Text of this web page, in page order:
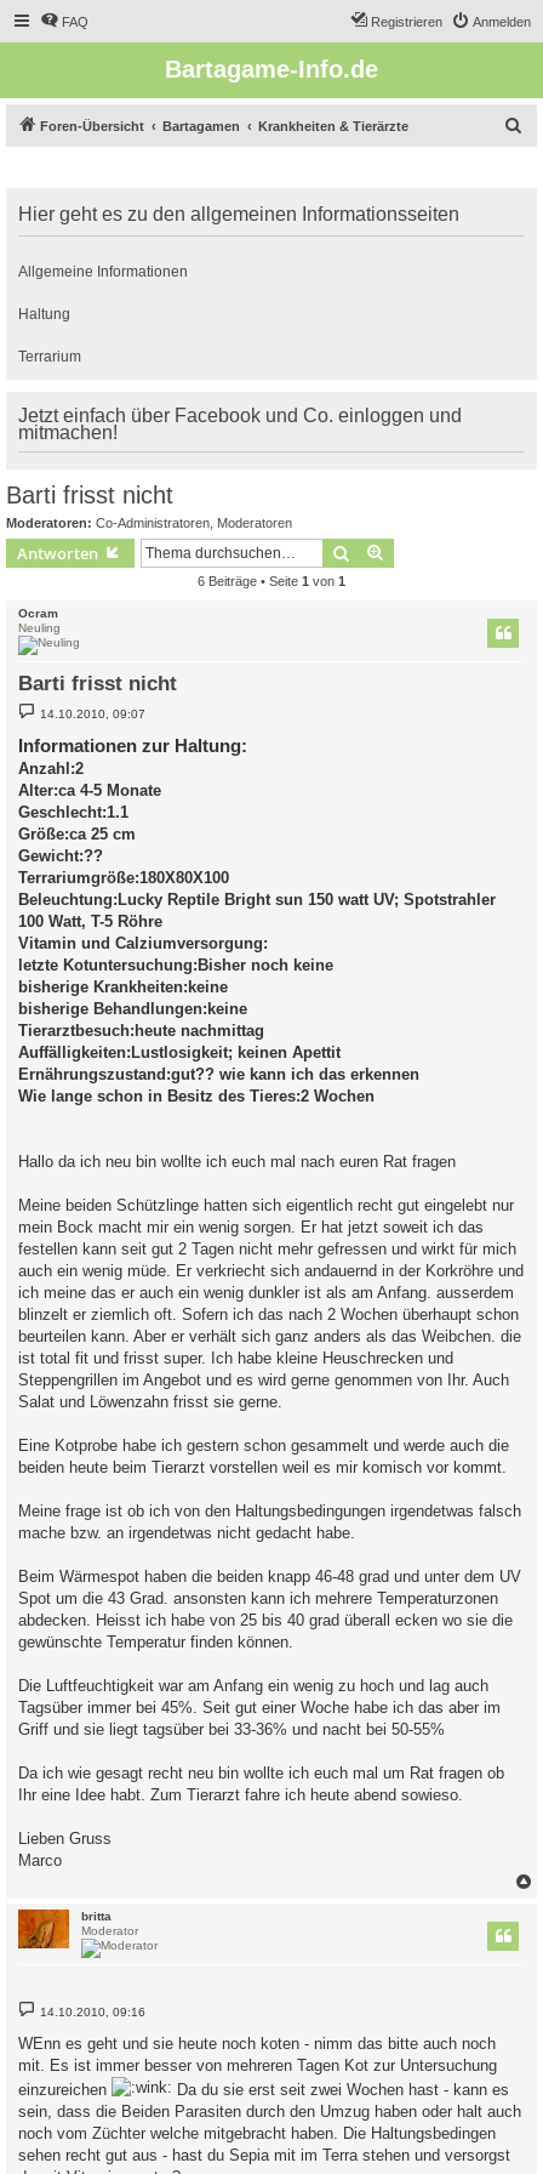
FAQ Anmelden
Registrieren
Bartagame-Info.de
Foren-Übersicht Bartagamen Krankheiten & Tierärzte
e
Hier geht es zu den allgemeinen Informationsseiten
Allgemeine Informationen
Haltung
Terrarium
Jetzt einfach über Facebook und Co. einloggen und
mitmachen!
Barti frisst nicht
Moderatoren: Co-Administratoren Moderatoren
Antworten Suche
6 Beiträge • Seite 1 von 1
Ocram
Neuling
Barti frisst nicht
B
e
i
t
r
g
14.10.2010, 09:07
Informationen zur Haltung:
Anzahl:2
Alter:ca 4-5 Monate
Geschlecht:1.1
Größe:ca 25 cm
Gewicht:??
Terrariumgröße:180X80X100
Beleuchtung:Lucky Reptile Bright sun 150 watt UV; Spotstrahler
100 Watt, T-5 Röhre
Vitamin und Calziumversorgung:
letzte Kotuntersuchung:Bisher noch keine
bisherige Krankheiten:keine
bisherige Behandlungen:keine
Tierarztbesuch:heute nachmittag
Auffälligkeiten:Lustlosigkeit; keinen Apettit
Ernährungszustand:gut?? wie kann ich das erkennen
Wie lange schon in Besitz des Tieres:2 Wochen
Hallo da ich neu bin wollte ich euch mal nach euren Rat fragen
Meine beiden Schützlinge hatten sich eigentlich recht gut eingelebt nur
mein Bock macht mir ein wenig sorgen. Er hat jetzt soweit ich das
festellen kann seit gut 2 Tagen nicht mehr gefressen und wirkt für mich
auch ein wenig müde. Er verkriecht sich andauernd in der Korkröhre und
ich meine das er auch ein wenig dunkler ist als am Anfang. ausserdem
blinzelt er ziemlich oft. Sofern ich das nach 2 Wochen überhaupt schon
beurteilen kann. Aber er verhält sich ganz anders als das Weibchen. die
ist total fit und frisst super. Ich habe kleine Heuschrecken und
Steppengrillen im Angebot und es wird gerne genommen von Ihr. Auch
Salat und Löwenzahn frisst sie gerne.
Eine Kotprobe habe ich gestern schon gesammelt und werde auch die
beiden heute beim Tierarzt vorstellen weil es mir komisch vor kommt.
Meine frage ist ob ich von den Haltungsbedingungen irgendetwas falsch
mache bzw. an irgendetwas nicht gedacht habe.
Beim Wärmespot haben die beiden knapp 46-48 grad und unter dem UV
Spot um die 43 Grad. ansonsten kann ich mehrere Temperaturzonen
abdecken. Heisst ich habe von 25 bis 40 grad überall ecken wo sie die
gewünschte Temperatur finden können.
Die Luftfeuchtigkeit war am Anfang ein wenig zu hoch und lag auch
Tagsüber immer bei 45%. Seit gut einer Woche habe ich das aber im
Griff und sie liegt tagsüber bei 33-36% und nacht bei 50-55%
Da ich wie gesagt recht neu bin wollte ich euch mal um Rat fragen ob
Ihr eine Idee habt. Zum Tierarzt fahre ich heute abend sowieso.
Lieben Gruss
Marco
britta
Moderator
B
e
i
t
r
g
14.10.2010, 09:16
WEnn es geht und sie heute noch koten - nimm das bitte auch noch
mit. Es ist immer besser von mehreren Tagen Kot zur Untersuchung
einzureichen
Da du sie erst seit zwei Wochen hast - kann es
sein, dass die Beiden Parasiten durch den Umzug haben oder halt auch
noch vom Züchter welche mitgebracht haben. Die Haltungsbedingen
sehen recht gut aus - hast du Sepia mit im Terra stehen und versorgst